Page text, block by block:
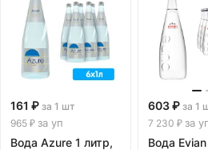
161 ₽ за 1 шт
965 ₽ за уп
Вода Azure 1 литр,
603 ₽ за 1
7 230 ₽ за
Вода